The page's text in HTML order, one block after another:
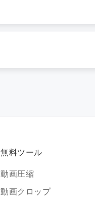
無料ツール
動画圧縮
動画クロップ